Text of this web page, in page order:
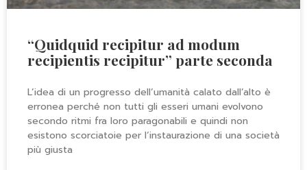
“Quidquid recipitur ad modum
recipientis recipitur” parte seconda
L’idea di un progresso dell’umanità calato dall’alto è
erronea perché non tutti gli esseri umani evolvono
secondo ritmi fra loro paragonabili e quindi non
esistono scorciatoie per l‘instaurazione di una società
più giusta